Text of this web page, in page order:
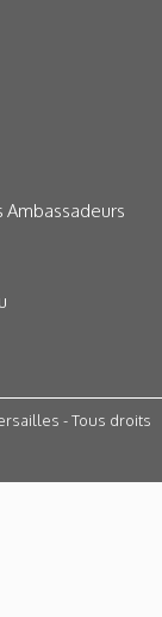
Ambassadeurs
- Tous droits